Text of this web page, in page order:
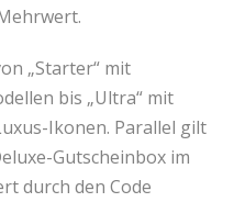
„Starter“ mit
bis „Ultra“ mit
Ikonen. Parallel gilt
Gutscheinbox im
durch den Code